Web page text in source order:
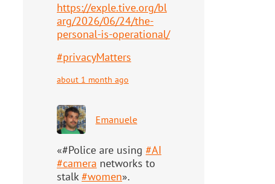
https://exple.tive.org/bl
arg/2026/06/24/the-
personal-is-operational/
#privacyMatters
about 1 month ago
Emanuele
«#Police are using #AI
#camera networks to
stalk#women».